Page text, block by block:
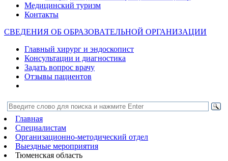
Медицинский туризм
Контакты
СВЕДЕНИЯ ОБ ОБРАЗОВАТЕЛЬНОЙ ОРГАНИЗАЦИИ
Главный хирург и эндоскопист
Консультации и диагностика
Задать вопрос врачу
Отзывы пациентов
Главная
Специалистам
Организационно-методический отдел
Выездные мероприятия
Тюменская область